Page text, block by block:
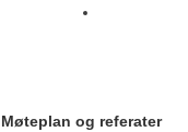
Møteplan og referater